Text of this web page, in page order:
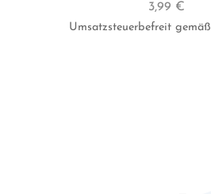
3,99 €
Umsatzsteuerbefreit